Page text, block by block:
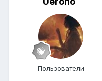
Пользователи